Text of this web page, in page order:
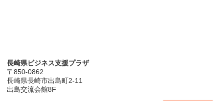
長崎県ビジネス支援プラザ
〒850-0862
長崎県長崎市出島町2-11
出島交流会館8F